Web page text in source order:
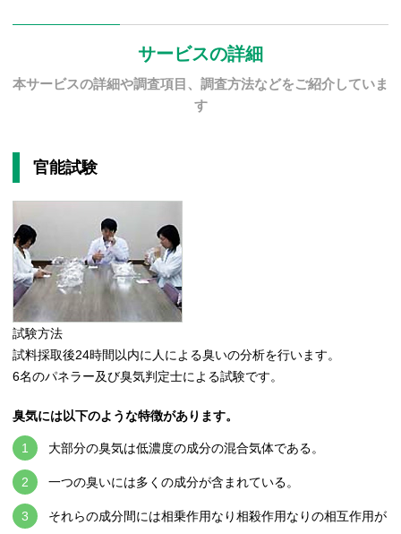
サービスの詳細
本サービスの詳細や調査項目、調査方法などをご紹介していま
す
官能試験
試験方法
試料採取後24時間以内に人による臭いの分析を行います。
6名のパネラー及び臭気判定士による試験です。
臭気には以下のような特徴があります。
大部分の臭気は低濃度の成分の混合気体である。
一つの臭いには多くの成分が含まれている。
それらの成分間には相乗作用なり相殺作用なりの相互作用が